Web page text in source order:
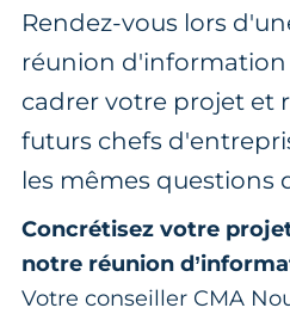
Rendez-vous lors
réunion
cadrer votre projet et
futurs chefs
les mêmes questions
Concrétisez votre
notre réunion
Votre conseiller CMA